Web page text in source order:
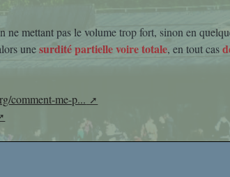
Découverte
Projets
ne mettant pas le volume trop fort, sinon en
unesurdité partielle voire totale, en tout cas
comment-me-p...